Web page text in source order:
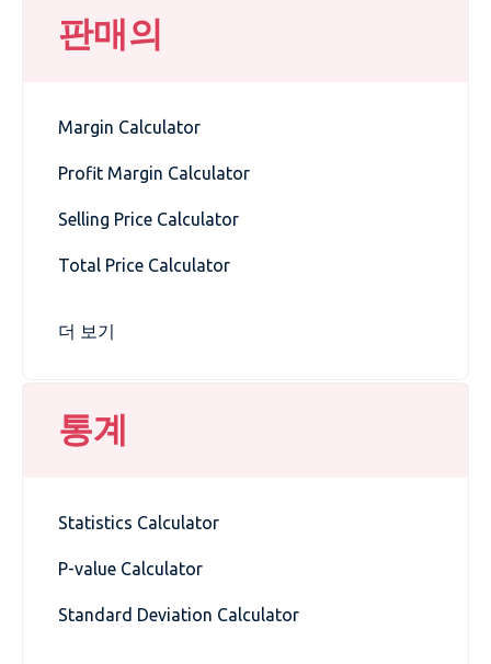
판매의
Margin Calculator
Profit Margin Calculator
Selling Price Calculator
Total Price Calculator
더 보기
통계
Statistics Calculator
P-value Calculator
Standard Deviation Calculator